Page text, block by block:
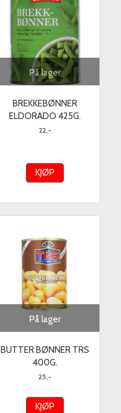
På lager
BREKKEBØNNER
ELDORADO 425G.
22,-
KJØP
På lager
BUTTER BØNNER TRS
400G.
25,-
KJØP